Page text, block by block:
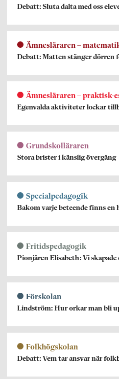
Debatt: Sluta dalta med oss
Ämnesläraren –
Debatt: Matten stänger dörren
Ämnesläraren – praktisk-
Egenvalda aktiviteter lockar
Grundskolläraren
Stora brister i känslig övergång
Specialpedagogik
Bakom varje beteende finns en
Fritidspedagogik
Pionjären Elisabeth: Vi
Förskolan
Lindström: Hur orkar man bli
Folkhögskolan
Debatt: Vem tar ansvar när